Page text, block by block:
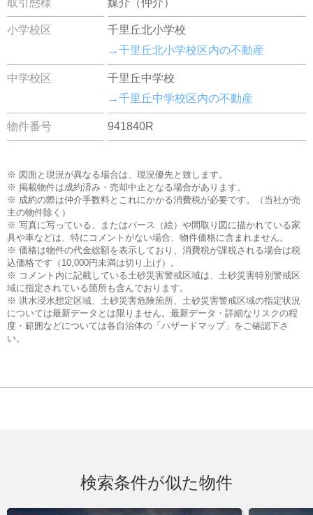
小学校区
千里丘北小学校
→千里丘北小学校区内の不動産
中学校区
千里丘中学校
→千里丘中学校区内の不動産
物件番号 941840R
※ 図面と現況が異なる場合は、現況優先と致します。
※ 掲載物件は成約済み・売却中止となる場合があります。
※ 成約の際は仲介手数料とこれにかかる消費税が必要です。（当社が売
主の物件除く）
※ 写真に写っている、またはパース（絵）や間取り図に描かれている家
具や車などは、特にコメントがない場合、物件価格に含まれません。
※ 価格は物件の代金総額を表示しており、消費税が課税される場合は税
込価格です（10,000円未満は切り上げ）。
※ コメント内に記載している土砂災害警戒区域は、土砂災害特別警戒区
域に指定されている箇所も含んでおります。
※ 洪水浸水想定区域、土砂災害危険箇所、土砂災害警戒区域の指定状況
については最新データとは限りません。最新データ・詳細なリスクの程
度・範囲などについては各自治体の「ハザードマップ」をご確認下さ
い。
検索条件が似た物件